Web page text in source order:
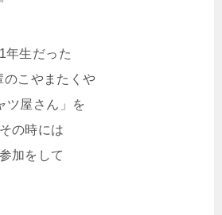
年生だった
こやまたくや
ツ屋さん」を
の時には
加をして